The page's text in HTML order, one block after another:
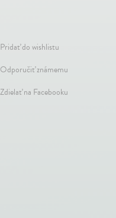
Pridať do wishlistu
Odporučiť známemu
Zdielať na Facebooku